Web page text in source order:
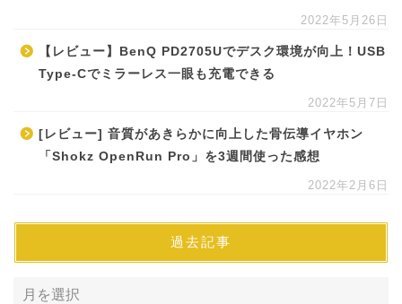
2022年5月26日
【レビュー】BenQ PD2705Uでデスク環境が向上！USB
Type-Cでミラーレス一眼も充電できる
2022年5月7日
[レビュー] 音質があきらかに向上した骨伝導イヤホン
「Shokz OpenRun Pro」を3週間使った感想
2022年2月6日
過去記事